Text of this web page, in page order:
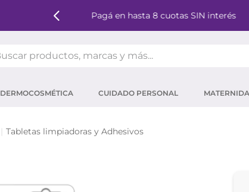
Pagá en hasta 8 cuotas SIN interés
DERMOCOSMÉTICA CUIDADO PERSONAL
Tabletas limpiadoras y Adhesivos
proteina